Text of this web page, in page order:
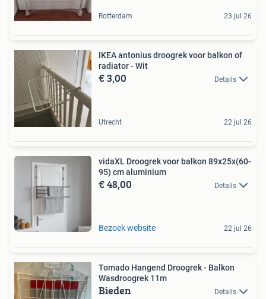
Rotterdam 23 jul 26
IKEA antonius droogrek voor balkon of
radiator - Wit
€ 3,00 Details
Utrecht 22 jul 26
vidaXL Droogrek voor balkon 89x25x(60-
95) cm aluminium
€ 48,00 Details
Bezoek website 22 jul 26
Tomado Hangend Droogrek - Balkon
Wasdroogrek 11m
Bieden Details